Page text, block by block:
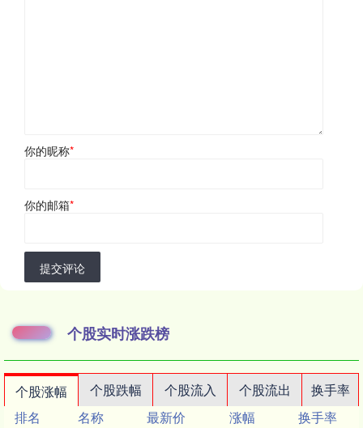
你的昵称*
你的邮箱*
提交评论
个股实时涨跌榜
个股涨幅 个股跌幅 个股流入 个股流出
换手率
排名
名称 最新价 涨幅
换手率